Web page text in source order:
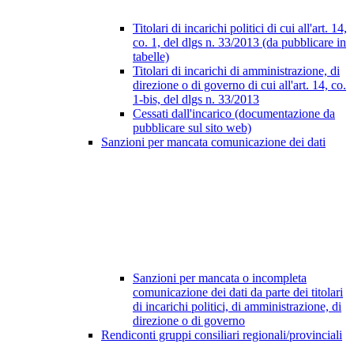
Titolari di incarichi politici di cui all'art. 14,
co. 1, del dlgs n. 33/2013 (da pubblicare in
tabelle)
Titolari di incarichi di amministrazione, di
direzione o di governo di cui all'art. 14, co.
1-bis, del dlgs n. 33/2013
Cessati dall'incarico (documentazione da
pubblicare sul sito web)
Sanzioni per mancata comunicazione dei dati
Sanzioni per mancata o incompleta
comunicazione dei dati da parte dei titolari
di incarichi politici, di amministrazione, di
direzione o di governo
Rendiconti gruppi consiliari regionali/provinciali